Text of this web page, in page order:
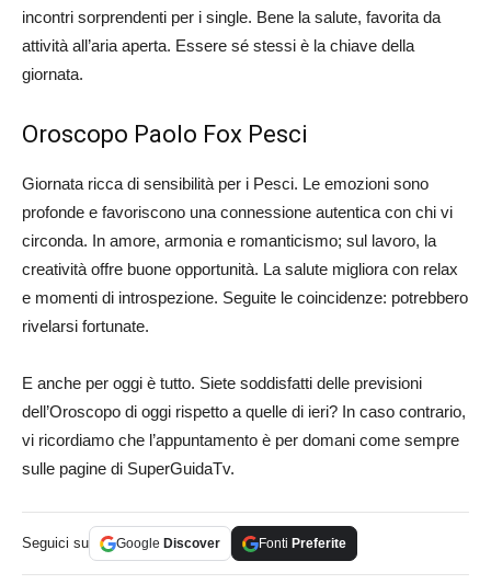
incontri sorprendenti per i single. Bene la salute, favorita da
attività all’aria aperta. Essere sé stessi è la chiave della
giornata.
Oroscopo Paolo Fox Pesci
Giornata ricca di sensibilità per i Pesci. Le emozioni sono
profonde e favoriscono una connessione autentica con chi vi
circonda. In amore, armonia e romanticismo; sul lavoro, la
creatività offre buone opportunità. La salute migliora con relax
e momenti di introspezione. Seguite le coincidenze: potrebbero
rivelarsi fortunate.
E anche per oggi è tutto. Siete soddisfatti delle previsioni
dell’Oroscopo di oggi rispetto a quelle di ieri? In caso contrario,
vi ricordiamo che l’appuntamento è per domani come sempre
sulle pagine di SuperGuidaTv.
Seguici su Google Discover Fonti Preferite